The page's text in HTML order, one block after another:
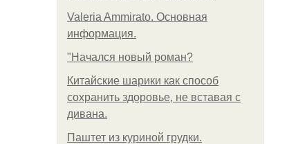
Valeria Ammirato. Основная
информация.
"Начался новый роман?
Китайские шарики как способ
сохранить здоровье, не вставая с
дивана.
Паштет из куриной грудки.